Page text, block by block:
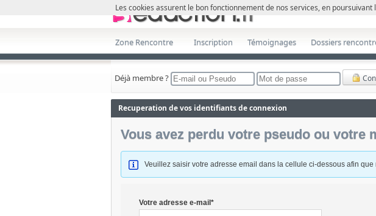
Zone Rencontre Inscription Témoignages Dossiers
Déjà membre ?
Recuperation de vos identifiants de connexion
Vous avez perdu votre pseudo ou votre
Veuillez saisir votre adresse email dans la cellule ci-dessous afin
Votre adresse e-mail*
Les cookies assurent le bon fonctionnement de nos services, en